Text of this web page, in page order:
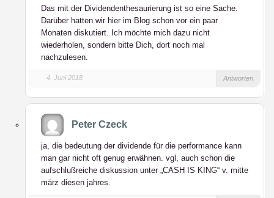
Das mit der Dividendenthesaurierung ist so eine Sache.
Darüber hatten wir hier im Blog schon vor ein paar
Monaten diskutiert. Ich möchte mich dazu nicht
wiederholen, sondern bitte Dich, dort noch mal
nachzulesen.
4. Juni 2018 Antworten
Peter Czeck
ja, die bedeutung der dividende für die performance kann
man gar nicht oft genug erwähnen. vgl, auch schon die
aufschlußreiche diskussion unter „CASH IS KING“ v. mitte
märz diesen jahres.